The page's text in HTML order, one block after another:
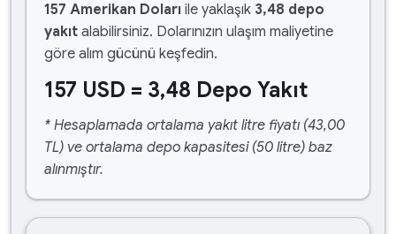
157 Amerikan Doları ile yaklaşık 3,48 depo
yakıt alabilirsiniz. Dolarınızın ulaşım maliyetine
göre alım gücünü keşfedin.
157 USD = 3,48 Depo Yakıt
* Hesaplamada ortalama yakıt litre fiyatı (43,00
TL) ve ortalama depo kapasitesi (50 litre) baz
alınmıştır.